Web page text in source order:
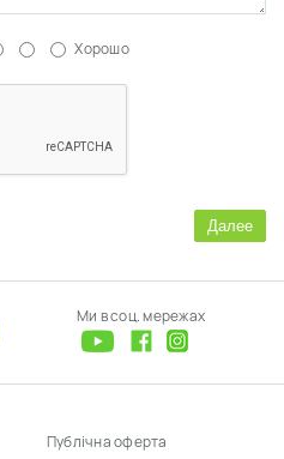
Хорошо
Далее
Ми в соц. мережах
Публічна оферта